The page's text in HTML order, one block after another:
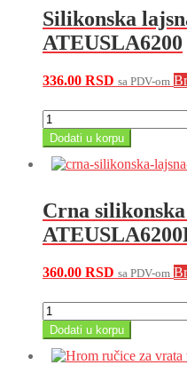
količina
Silikonska
ATEUSLA6200
336.00 RSD sa PDV-om
Silikonska
lajsna
za
tuš
količina
Dodati u korpu
Crna
360.00 RSD sa PDV-om
Crna
silikonska
lajsna
za
Dodati u korpu